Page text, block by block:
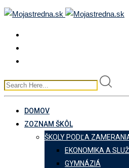
Skip
DOMOV
ZOZNAM ŠKÔL
ŠKOLY PODĽA
EKONOMIKA A
GYMNÁZIÁ